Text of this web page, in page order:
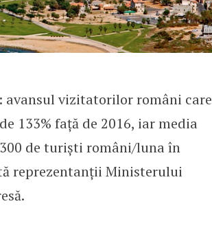
avansul vizitatorilor români care
133% față de 2016, iar media
de turiști români/luna în
reprezentanții Ministerului